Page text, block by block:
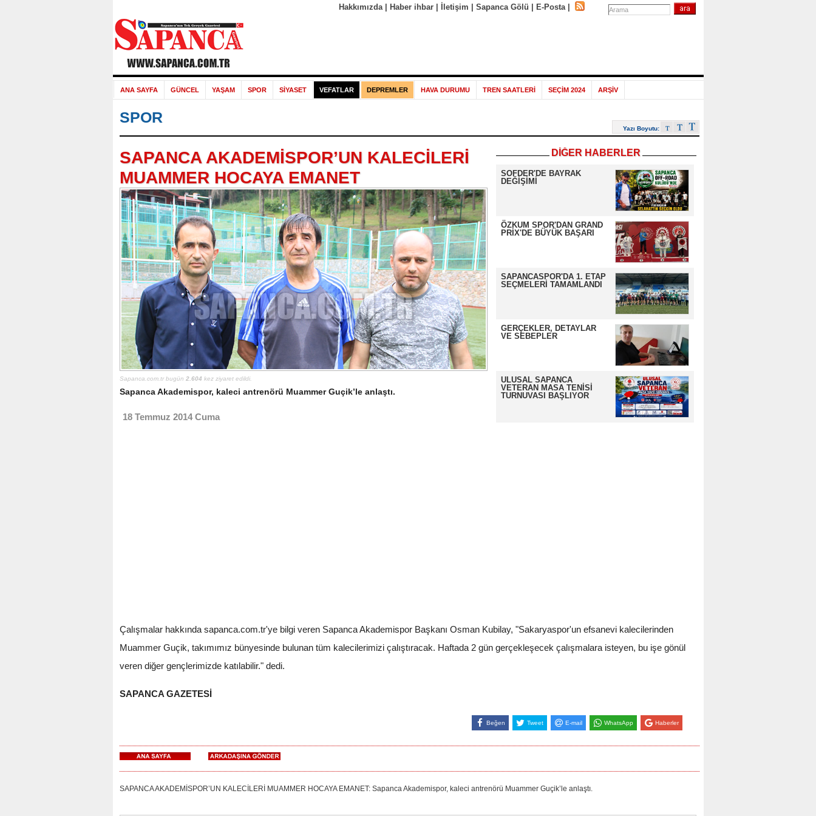
Hakkımızda| Haber ihbar| İletişim Sapanca Gölü E-Posta|
ANA SAYFA GÜNCEL YAŞAM SPOR SİYASET VEFATLAR DEPREMLER HAVA DURUMU TREN SAATLERİ SEÇİM 2024 ARŞİV
SPOR
Yazı Boyutu:
DİĞER HABERLER
SOFDER'DE BAYRAK
DEĞİŞİMİ
ÖZKUM SPOR'DAN GRAND
PRİX'DE BÜYÜK BAŞARI
SAPANCASPOR'DA 1. ETAP
SEÇMELERİ TAMAMLANDI
GERÇEKLER, DETAYLAR
VE SEBEPLER
ULUSAL SAPANCA
VETERAN MASA TENİSİ
TURNUVASI BAŞLIYOR
SAPANCA AKADEMİSPOR’UN KALECİLERİ
MUAMMER HOCAYA EMANET
Sapanca.com.tr bugün 2.604 kez ziyaret edildi.
Sapanca Akademispor, kaleci antrenörü Muammer Guçik’le anlaştı.
18 Temmuz 2014 Cuma
Çalışmalar hakkında sapanca.com.tr'ye bilgi veren Sapanca Akademispor Başkanı Osman Kubilay, "Sakaryaspor'un efsanevi kalecilerinden
Muammer Guçik, takımımız bünyesinde bulunan tüm kalecilerimizi çalıştıracak. Haftada 2 gün gerçekleşecek çalışmalara isteyen, bu işe gönül
veren diğer gençlerimizde katılabilir." dedi.
SAPANCA GAZETESİ
Beğen Tweet E-mail WhatsApp Haberler
SAPANCA AKADEMİSPOR’UN KALECİLERİ MUAMMER HOCAYA EMANET: Sapanca Akademispor, kaleci antrenörü Muammer Guçik’le anlaştı.